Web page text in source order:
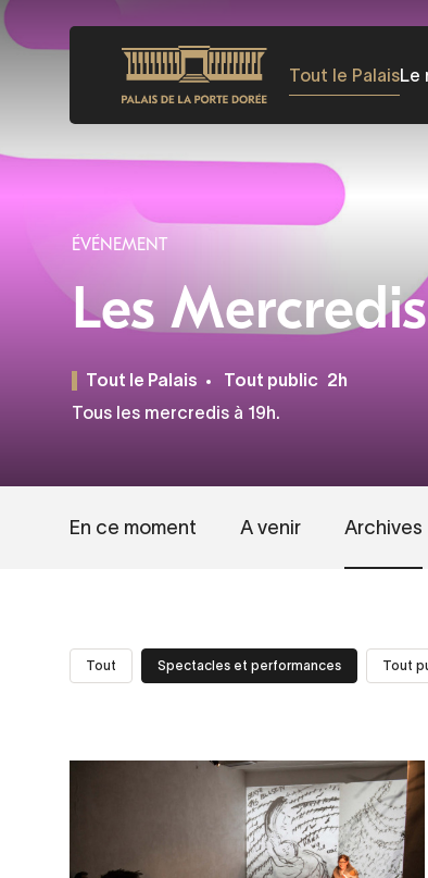
Aller
au
principal
Tout le PalaisLe
ÉVÉNEMENT
Les
Tout le Palais Tout public 2h
Tous les mercredis à 19h.
En ce moment A venir Archives
Tout Spectacles et performances Tout